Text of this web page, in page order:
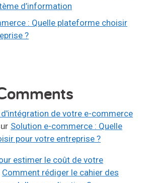
d’information
: Quelle plateforme choisir
?
de votre e-commerce
Solution e-commerce : Quelle
pour votre entreprise ?
estimer le coût de votre
Comment rédiger le cahier des